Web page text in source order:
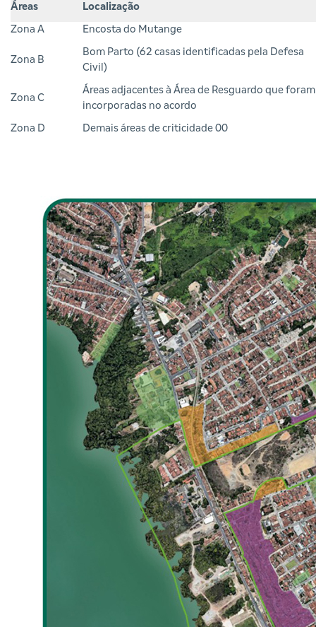
Áreas Localização
Zona A Encosta do Mutange
Zona B
Bom Parto (62 casas identificadas pela Defesa
Civil)
Zona C
Áreas adjacentes à Área de Resguardo que foram
incorporadas no acordo
Zona D Demais áreas de criticidade 00